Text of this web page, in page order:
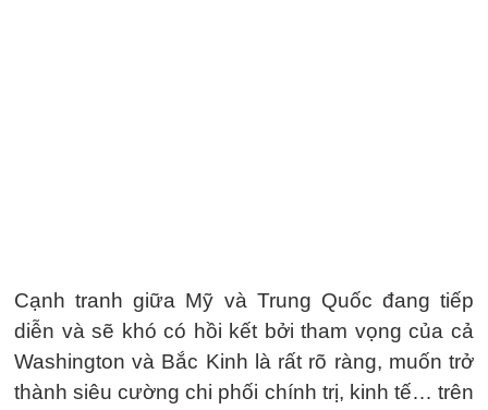
Cạnh tranh giữa Mỹ và Trung Quốc đang tiếp
diễn và sẽ khó có hồi kết bởi tham vọng của cả
Washington và Bắc Kinh là rất rõ ràng, muốn trở
thành siêu cường chi phối chính trị, kinh tế… trên